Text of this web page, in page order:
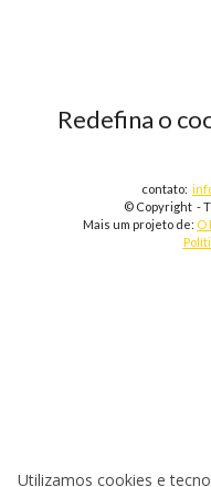
Redefina o
contato:
© Copyright -
Mais um projeto de: O
Utilizamos cookies e